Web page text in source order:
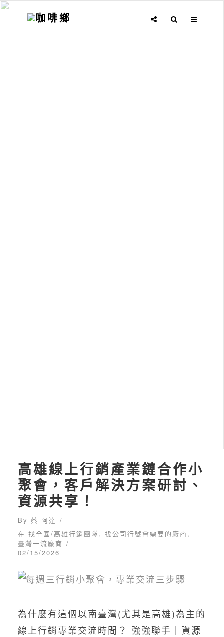
高雄線上行銷產業鏈合作小
聚會，客戶解決方案研討、
資源共享！
By 蔡 阿達
在 找全國/高雄行銷團隊, 找公司行號會需要的廠商 ,
臺灣一流廠商
02/15/2026
為什麼有這個以南臺灣(尤其是高雄)為主的
線上行銷專業交流時間？ 強強聯手｜資源